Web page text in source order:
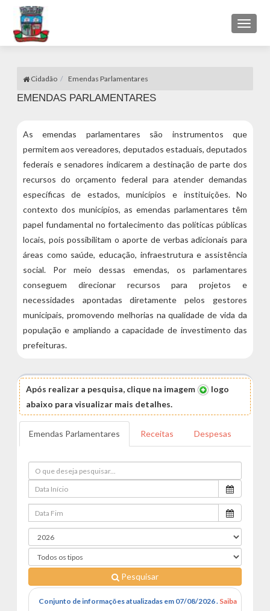
Toggle
Cidadão Emendas Parlamentares
EMENDAS PARLAMENTARES
As emendas parlamentares são instrumentos que
permitem aos vereadores, deputados estaduais, deputados
federais e senadores indicarem a destinação de parte dos
recursos do orçamento federal para atender demandas
específicas de estados, municípios e instituições. No
contexto dos municípios, as emendas parlamentares têm
papel fundamental no fortalecimento das políticas públicas
locais, pois possibilitam o aporte de verbas adicionais para
áreas como saúde, educação, infraestrutura e assistência
social. Por meio dessas emendas, os parlamentares
conseguem direcionar recursos para projetos e
necessidades apontadas diretamente pelos gestores
municipais, promovendo melhorias na qualidade de vida da
população e ampliando a capacidade de investimento das
prefeituras.
Após realizar a pesquisa, clique na imagem
logo
abaixo para visualizar mais detalhes.
Emendas Parlamentares Receitas Despesas
Pesquisar
Conjunto de informações atualizadas em 07/08/2026 . Saiba